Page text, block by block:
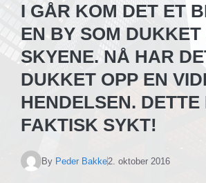
I GÅR KOM DET ET
EN BY SOM DUKKET
SKYENE. NÅ HAR
DUKKET OPP EN
HENDELSEN. DETTE
FAKTISK SYKT!
By Peder Bakke2. oktober 2016